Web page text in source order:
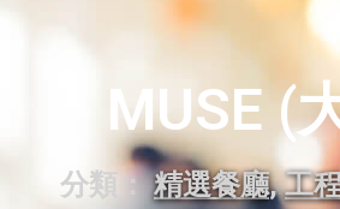
MUSE (
分類： 精選餐廳,工